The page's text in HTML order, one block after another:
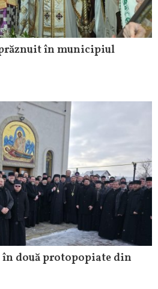
în municipiul
două protopopiate din